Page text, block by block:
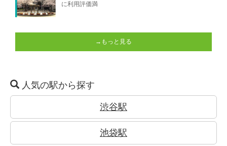
に利用評価満
→もっと見る
人気の駅から探す
渋谷駅
池袋駅